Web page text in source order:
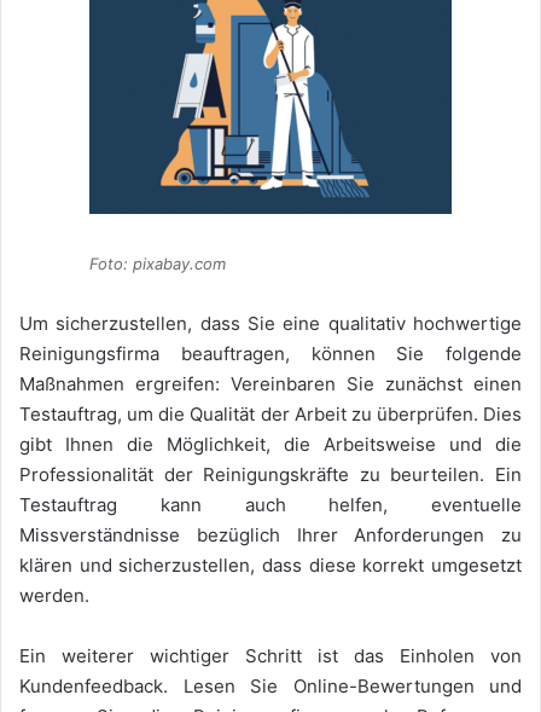
Foto: pixabay.com
Um sicherzustellen, dass Sie eine qualitativ hochwertige
Reinigungsfirma beauftragen, können Sie folgende
Maßnahmen ergreifen: Vereinbaren Sie zunächst einen
Testauftrag, um die Qualität der Arbeit zu überprüfen. Dies
gibt Ihnen die Möglichkeit, die Arbeitsweise und die
Professionalität der Reinigungskräfte zu beurteilen. Ein
Testauftrag kann auch helfen, eventuelle
Missverständnisse bezüglich Ihrer Anforderungen zu
klären und sicherzustellen, dass diese korrekt umgesetzt
werden.
Ein weiterer wichtiger Schritt ist das Einholen von
Kundenfeedback. Lesen Sie Online-Bewertungen und